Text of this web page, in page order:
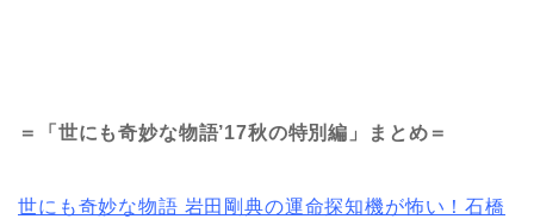
＝「世にも奇妙な物語’17秋の特別編」まとめ＝
世にも奇妙な物語 岩田剛典の運命探知機が怖い！石橋